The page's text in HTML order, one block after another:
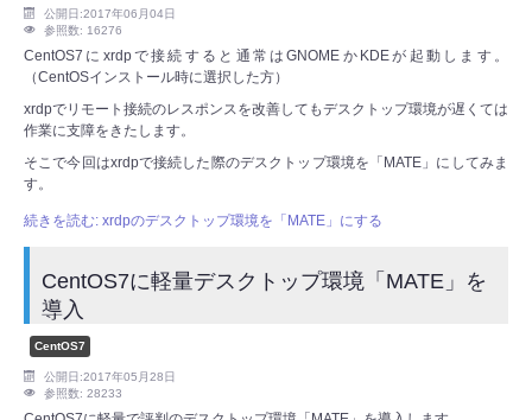
公開日:2017年06月04日
参照数: 16276
CentOS7にxrdpで接続すると通常はGNOMEかKDEが起動します。
（CentOSインストール時に選択した方）
xrdpでリモート接続のレスポンスを改善してもデスクトップ環境が遅くては
作業に支障をきたします。
そこで今回はxrdpで接続した際のデスクトップ環境を「MATE」にしてみま
す。
続きを読む: xrdpのデスクトップ環境を「MATE」にする
CentOS7に軽量デスクトップ環境「MATE」を
導入
CentOS7
公開日:2017年05月28日
参照数: 28233